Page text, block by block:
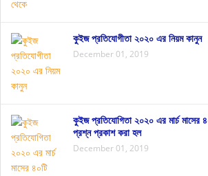
কুইজ প্রতিযোগীতা ২০২০ এর নিয়ম কানুন
December 01, 2019
কুইজ প্রতিযোগিতা ২০২০ এর মার্চ মাসের
প্রশ্ন প্রকাশ করা হল
December 01, 2019